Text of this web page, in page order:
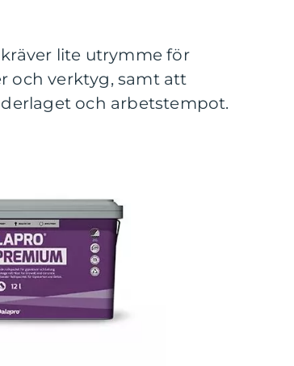
lite utrymme för
och verktyg, samt att
och arbetstempot.